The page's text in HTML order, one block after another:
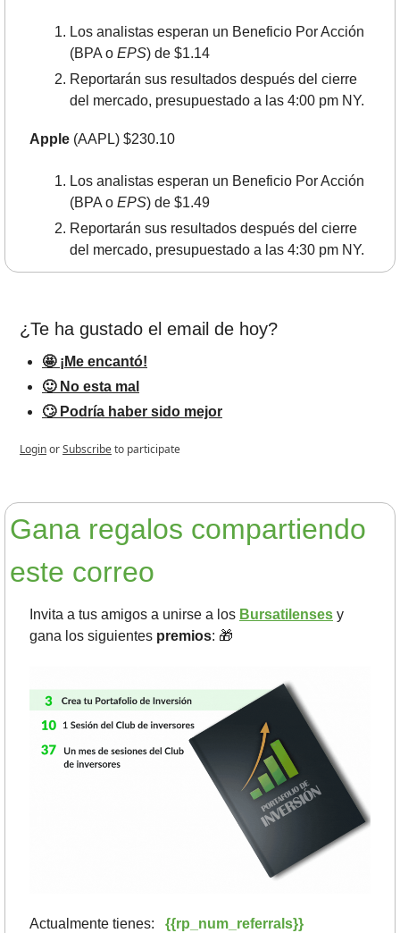
Los analistas esperan un Beneficio Por Acción
(BPA o EPS) de $1.14
Reportarán sus resultados después del cierre
del mercado, presupuestado a las 4:00 pm NY.
Apple (AAPL) $230.10
Los analistas esperan un Beneficio Por Acción
(BPA o EPS) de $1.49
Reportarán sus resultados después del cierre
del mercado, presupuestado a las 4:30 pm NY.
¿Te ha gustado el email de hoy?
🤩 ¡Me encantó!
🙂 No esta mal
🙄 Podría haber sido mejor
LoginorSubscribeto participate
Gana regalos compartiendo
este correo
Invita a tus amigos a unirse a los Bursatilenses y
gana los siguientes premios: 🎁
Actualmente tienes: {{rp_num_referrals}}